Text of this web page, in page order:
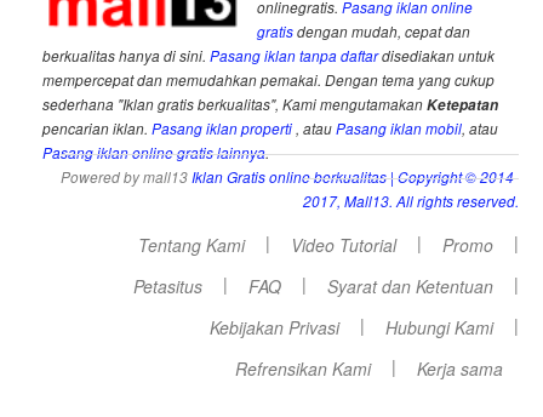
onlinegratis.Pasang iklan online
gratisdengan mudah, cepat dan
berkualitas hanya di sini. Pasang iklan tanpa daftardisediakan untuk
mempercepat dan memudahkan pemakai. Dengan tema yang cukup
sederhana "Iklan gratis berkualitas", Kami mengutamakanKetepatan
pencarian iklan. Pasang iklan properti , atauPasang iklan mobil, atau
Pasang iklan online gratis lainnya.
Powered by mall13Iklan Gratis online berkualitas| Copyright © 2014-
2017, Mall13. All rights reserved.
Tentang Kami | Video Tutorial | Promo
|
Petasitus
| FAQ | Syarat dan Ketentuan
|
Kebijakan Privasi
| Hubungi Kami
|
Refrensikan Kami
| Kerja sama